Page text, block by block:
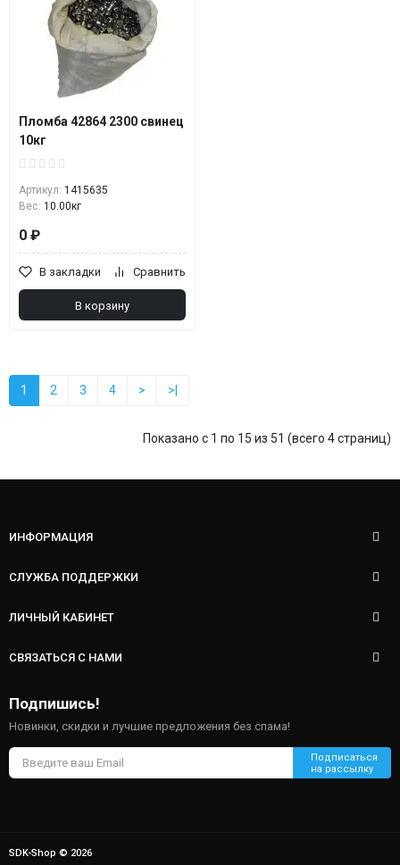
Пломба 42864 2300 свинец
10кг
Артикул: 1415635
Вес: 10.00кг
0 ₽
В закладки Сравнить
В корзину
1 2 3 4 > >|
Показано с 1 по 15 из 51 (всего 4 страниц)
ИНФОРМАЦИЯ
СЛУЖБА ПОДДЕРЖКИ
ЛИЧНЫЙ КАБИНЕТ
СВЯЗАТЬСЯ С НАМИ
Подпишись!
Новинки, скидки и лучшие предложения без спама!
SDK-Shop © 2026